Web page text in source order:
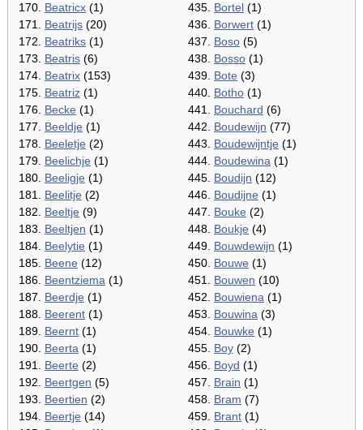
170. Beatricx (1)
171. Beatrijs (20)
172. Beatriks (1)
173. Beatris (6)
174. Beatrix (153)
175. Beatriz (1)
176. Becke (1)
177. Beeldje (1)
178. Beeletje (2)
179. Beelichje (1)
180. Beeligje (1)
181. Beelitje (2)
182. Beeltje (9)
183. Beeltjen (1)
184. Beelytie (1)
185. Beene (12)
186. Beentziema (1)
187. Beerdje (1)
188. Beerent (1)
189. Beernt (1)
190. Beerta (1)
191. Beerte (2)
192. Beertgen (5)
193. Beertien (2)
194. Beertje (14)
435. Bortel (1)
436. Borwert (1)
437. Boso (5)
438. Bosso (1)
439. Bote (3)
440. Botho (1)
441. Bouchard (6)
442. Boudewijn (77)
443. Boudewijntje (1)
444. Boudewina (1)
445. Boudijn (12)
446. Boudijne (1)
447. Bouke (2)
448. Boukje (4)
449. Bouwdewijn (1)
450. Bouwe (1)
451. Bouwen (10)
452. Bouwiena (1)
453. Bouwina (3)
454. Bouwke (1)
455. Boy (2)
456. Boyd (1)
457. Brain (1)
458. Bram (7)
459. Brant (1)